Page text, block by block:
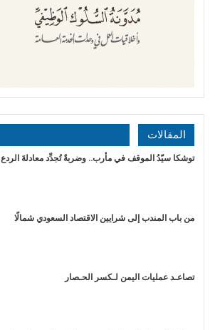
المقالات
توشكا سيّدُ الموقف في مأرب.. وضربةٌ تُجدِّد معادلةَ الردع
من باب المندب إلى شرايين الاقتصاد السعودي شمالًا
تصاعـد عمليات اليمن لـكسر الحـصار